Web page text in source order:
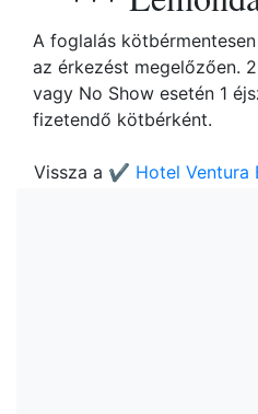
A foglalás
az érkezést megelőzően.
vagy No Show esetén 1
fizetendő kötbérként.
Vissza a ✔️ Hotel Ventura